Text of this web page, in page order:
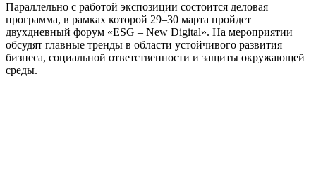
Параллельно с работой экспозиции состоится деловая
программа, в рамках которой 29–30 марта пройдет
двухдневный форум «ESG – New Digital». На мероприятии
обсудят главные тренды в области устойчивого развития
бизнеса, социальной ответственности и защиты окружающей
среды.